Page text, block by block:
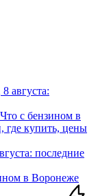
августа:
Что с бензином в
где купить, цены
последние
в Воронеже